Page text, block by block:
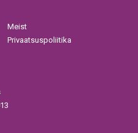
Meist
Privaatsuspoliitika